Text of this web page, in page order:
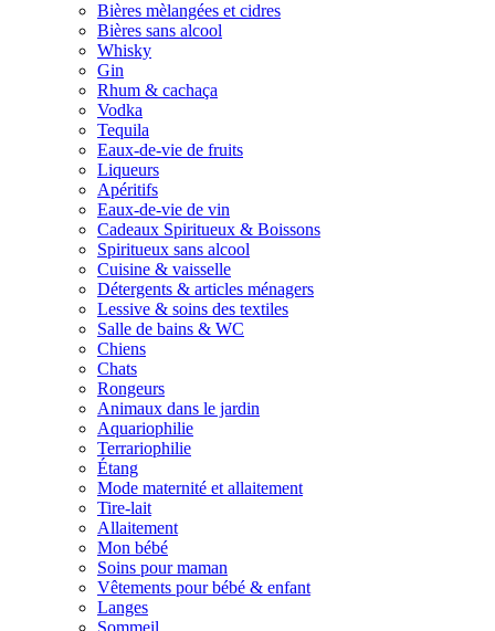
Bières mèlangées et cidres
Bières sans alcool
Whisky
Gin
Rhum & cachaça
Vodka
Tequila
Eaux-de-vie de fruits
Liqueurs
Apéritifs
Eaux-de-vie de vin
Cadeaux Spiritueux & Boissons
Spiritueux sans alcool
Cuisine & vaisselle
Détergents & articles ménagers
Lessive & soins des textiles
Salle de bains & WC
Chiens
Chats
Rongeurs
Animaux dans le jardin
Aquariophilie
Terrariophilie
Étang
Mode maternité et allaitement
Tire-lait
Allaitement
Mon bébé
Soins pour maman
Vêtements pour bébé & enfant
Langes
Sommeil